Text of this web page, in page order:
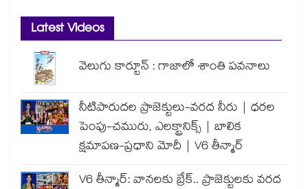
Latest Videos
వెలుగు కార్టూన్ : గాజాలో శాంతి పవనాలు
నీటిపారుదల ప్రాజెక్టులు-వరద నీరు | ధరల
పెంపు-చమురు, ఎలక్ట్రానిక్స్ | బాలిక
క్షమాపణ-ప్రధాని మోదీ | V6 తీన్మార్
V6 తీన్మార్: వానలకు బ్రేక్.. ప్రాజెక్టులకు వరద